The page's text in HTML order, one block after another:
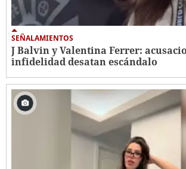
SEÑALAMIENTOS
J Balvin y Valentina Ferrer:
infidelidad desatan escándalo